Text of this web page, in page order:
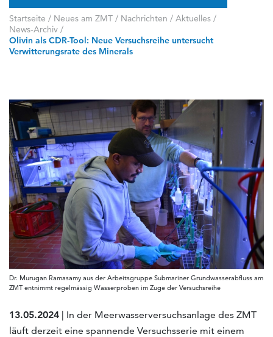
Startseite / Neues am ZMT / Nachrichten / Aktuelles /
News-Archiv /
Olivin als CDR-Tool: Neue Versuchsreihe untersucht
Verwitterungsrate des Minerals
Dr. Murugan Ramasamy aus der Arbeitsgruppe Submariner Grundwasserabfluss am
ZMT entnimmt regelmässig Wasserproben im Zuge der Versuchsreihe
13.05.2024 | In der Meerwasserversuchsanlage des ZMT
läuft derzeit eine spannende Versuchsserie mit einem